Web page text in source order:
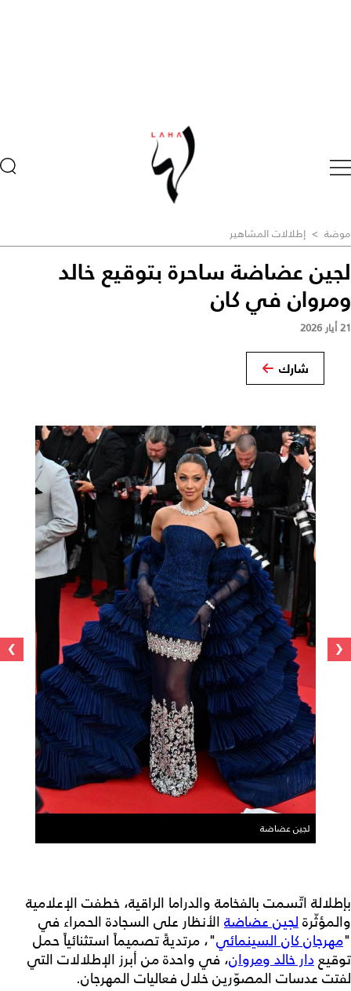
موضة > إطلالات المشاهير
لجين عضاضة ساحرة بتوقيع خالد
ومروان في كان
21 أيار 2026
شارك
لجين عضاضة
‹
›
بإطلالة اتّسمت بالفخامة والدراما الراقية، خطفت الإعلامية
والمؤثّرةلجين عضاضة الأنظار على السجادة الحمراء في
"مهرجان كان السينمائي"، مرتديةً تصميماً استثنائياً حمل
توقيعدار خالد ومروان، في واحدة من أبرز الإطلالات التي
لفتت عدسات المصوّرين خلال فعاليات المهرجان.